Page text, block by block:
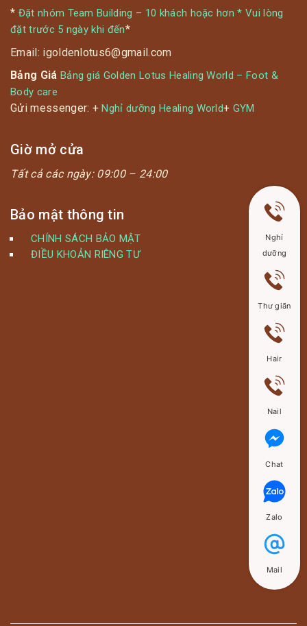
* Đặt nhóm Team Building – 10 khách hoặc hơn * Vui lòng
đặt trước 5 ngày khi đến*
Email: igoldenlotus6@gmail.com
Bảng Giá Bảng giá Golden Lotus Healing World – Foot &
Body care
Gửi messenger: +Nghỉ dưỡng Healing World+ GYM
Giờ mở cửa
Tất cả các ngày: 09:00 – 24:00
Bảo mật thông tin
CHÍNH SÁCH BẢO MẬT
ĐIỀU KHOẢN RIÊNG TƯ
Nghỉ
dưỡng
Thư giãn
Hair
Nail
Chat
Zalo
Mail